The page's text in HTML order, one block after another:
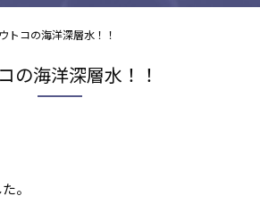
ウトコの海洋深層水！！
の海洋深層水！！
。